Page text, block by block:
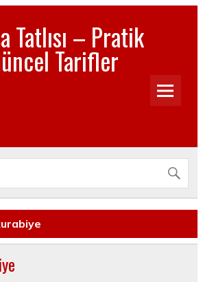
Tatlısı – Pratik
Tarifler
Resimli, Pasta- Yemek- Kurabiye-